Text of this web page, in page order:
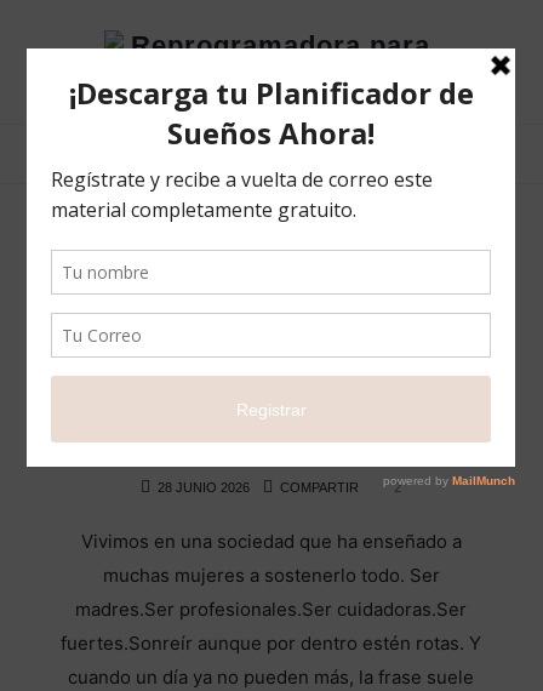
Reprogramadora
el
éxito
#saludintegral
Ella no está siendo “débil”… quizás está
luchando contra una depresión
BLOG HISTORIAS QUE INSPIRAN LIFE
28 JUNIO 2026 COMPARTIR 2
Vivimos en una sociedad que ha enseñado a
muchas mujeres a sostenerlo todo. Ser
madres.Ser profesionales.Ser cuidadoras.Ser
fuertes.Sonreír aunque por dentro estén rotas. Y
cuando un día ya no pueden más, la frase suele